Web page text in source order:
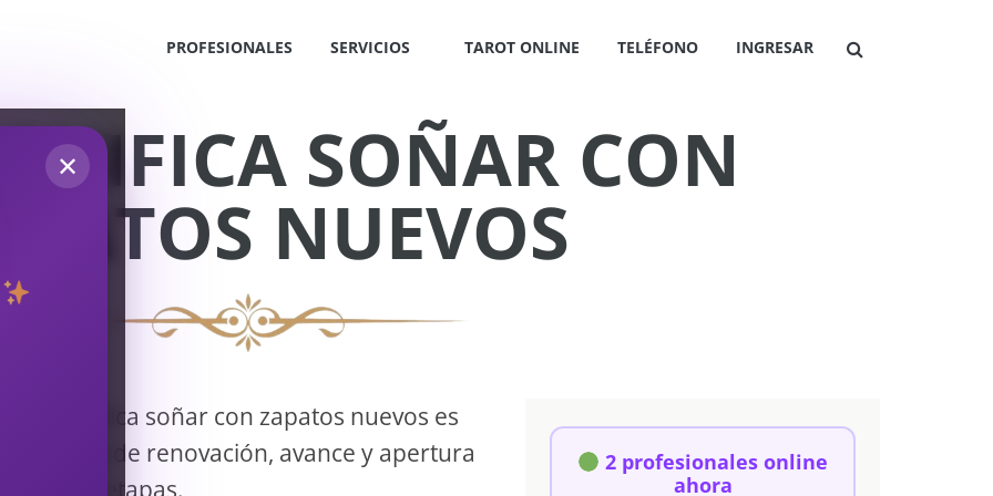
PROFESIONALES SERVICIOS TAROT ONLINE TELÉFONO INGRESAR
SOÑAR CON
NUEVOS
Qué significa soñar con zapatos nuevos es
una señal de renovación, avance y apertura
a nuevas etapas.
2 profesionales online
ahora
✕